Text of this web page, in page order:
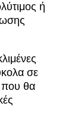
ή
σε
που θα